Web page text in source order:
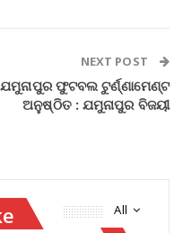
NEXT POST
ଯମୁନାପୁର ଫୁଟବଲ ଟୁର୍ଣ୍ଣାମେଣ୍ଟ
ଅନୁଷ୍ଠିତ : ଯମୁନାପୁର ବିଜୟୀ
All